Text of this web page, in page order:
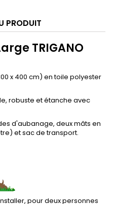
PRODUIT
TRIGANO
x 400 cm) en toile polyester
robuste et étanche avec
d'aubanage, deux mâts en
et sac de transport.
pour deux personnes